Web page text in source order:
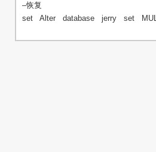
–恢复
set Alter database jerry set